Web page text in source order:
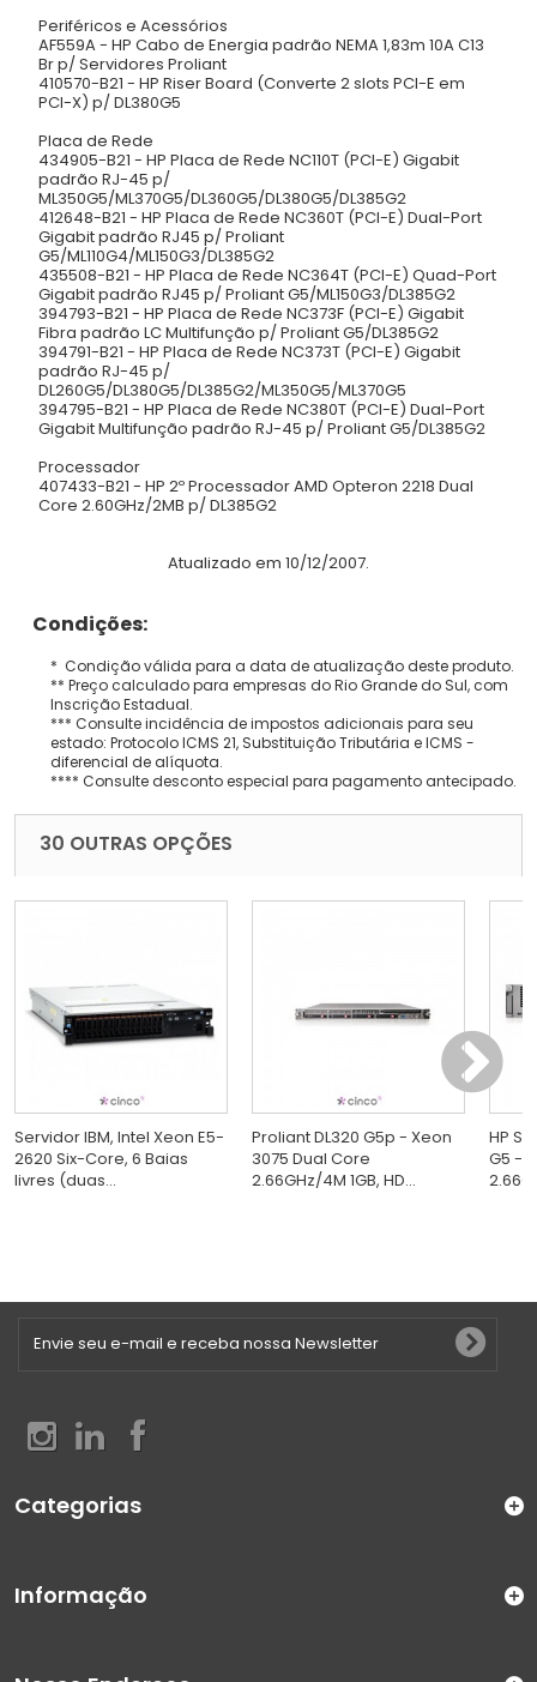
Periféricos e Acessórios
AF559A - HP Cabo de Energia padrão NEMA 1,83m 10A C13
Br p/ Servidores Proliant
410570-B21 - HP Riser Board (Converte 2 slots PCI-E em
PCI-X) p/ DL380G5
Placa de Rede
434905-B21 - HP Placa de Rede NC110T (PCI-E) Gigabit
padrão RJ-45 p/
ML350G5/ML370G5/DL360G5/DL380G5/DL385G2
412648-B21 - HP Placa de Rede NC360T (PCI-E) Dual-Port
Gigabit padrão RJ45 p/ Proliant
G5/ML110G4/ML150G3/DL385G2
435508-B21 - HP Placa de Rede NC364T (PCI-E) Quad-Port
Gigabit padrão RJ45 p/ Proliant G5/ML150G3/DL385G2
394793-B21 - HP Placa de Rede NC373F (PCI-E) Gigabit
Fibra padrão LC Multifunção p/ Proliant G5/DL385G2
394791-B21 - HP Placa de Rede NC373T (PCI-E) Gigabit
padrão RJ-45 p/
DL260G5/DL380G5/DL385G2/ML350G5/ML370G5
394795-B21 - HP Placa de Rede NC380T (PCI-E) Dual-Port
Gigabit Multifunção padrão RJ-45 p/ Proliant G5/DL385G2
Processador
407433-B21 - HP 2º Processador AMD Opteron 2218 Dual
Core 2.60GHz/2MB p/ DL385G2
Atualizado em 10/12/2007.
Condições:
* Condição válida para a data de atualização deste produto.
** Preço calculado para empresas do Rio Grande do Sul, com
Inscrição Estadual.
*** Consulte incidência de impostos adicionais para seu
estado: Protocolo ICMS 21, Substituição Tributária e ICMS -
diferencial de alíquota.
**** Consulte desconto especial para pagamento antecipado.
30 OUTRAS OPÇÕES
Servidor IBM, Intel Xeon E5-
2620 Six-Core, 6 Baias
livres (duas...
Proliant DL320 G5p - Xeon
3075 Dual Core
2.66GHz/4M 1GB, HD...
HP
G5 -
Categorias
Informação